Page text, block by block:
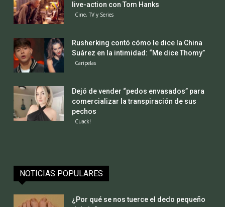
live-action con Tom Hanks
Cine, TV y Series
Rusherking contó cómo le dice la China
Suárez en la intimidad: “Me dice Thomy”
Caripelas
Dejó de vender “pedos envasados” para
comercializar la transpiración de sus
pechos
Cuack!
NOTICIAS POPULARES
¿Por qué se nos tuerce el dedo pequeño